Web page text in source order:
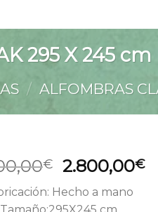
295 X 245 cm
/ ALFOMBRAS
€
El
precio
original
2.800,00€El
Hecho a mano
Tamaño:295X245 cm